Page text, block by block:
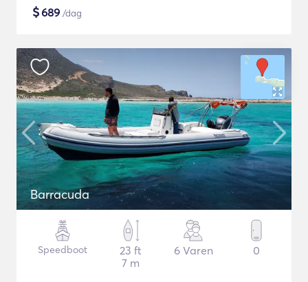
$689 /dag
Barracuda
Speedboot
23 ft
7 m
6 Varen 0